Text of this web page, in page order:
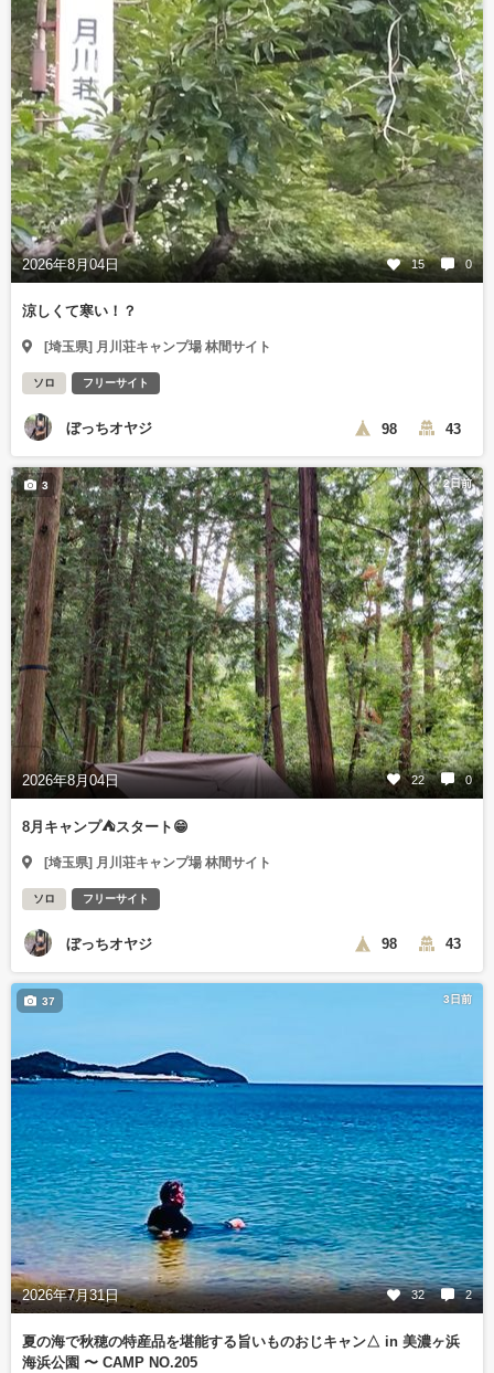
2026年8月04日 15 0
涼しくて寒い！？
[埼玉県] 月川荘キャンプ場 林間サイト
ソロ フリーサイト
ぼっちオヤジ 98 43
2日前
2026年8月04日 22 0
3
8月キャンプ⛺️スタート😁
[埼玉県] 月川荘キャンプ場 林間サイト
ソロ フリーサイト
ぼっちオヤジ 98 43
3日前
2026年7月31日 32 2
37
夏の海で秋穂の特産品を堪能する旨いものおじキャン△ in 美濃ヶ浜
海浜公園 〜 CAMP NO.205